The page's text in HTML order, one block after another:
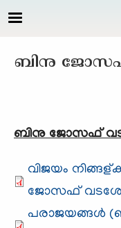
Skip to main content
ബിനു ജോസഫ്‌
ബിനു ജോസഫ്‌
വിജയം
ജോസഫ്‌
പരാജയങ്ങള്‍